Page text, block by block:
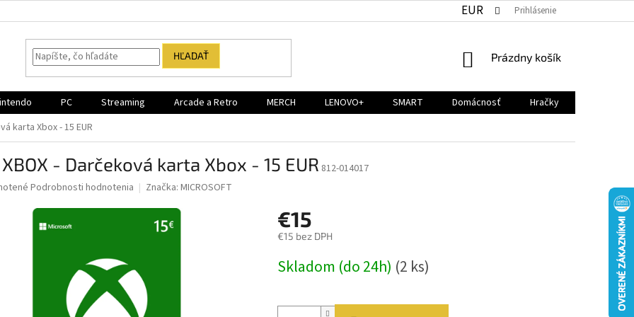
EUR Prihlásenie
HĽADAŤ
NÁKUPNÝ
Prázdny košík
PC Streaming Arcade a Retro MERCH LENOVO+ SMART Domácnosť
Hračky
karta Xbox - 15 EUR
XBOX - Darčeková karta Xbox - 15 EUR 812-014017
Podrobnosti hodnotenia Značka: MICROSOFT
€15
€15 bez DPH
cena:
Skladom (do 24h) (2 ks)